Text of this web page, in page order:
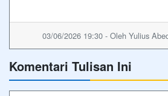
03/06/2026 19:30 - Oleh Yulius
Komentari Tulisan Ini